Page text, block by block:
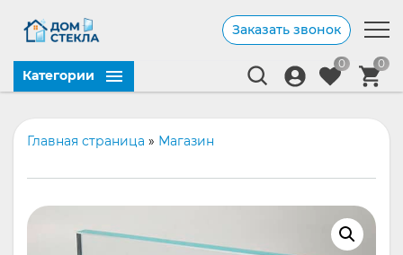
Заказать звонок
Категории
0 0
Главная страница » Магазин